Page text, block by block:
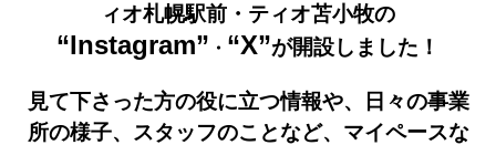
ィオ札幌駅前・ティオ苫小牧の
“Instagram” ・ “X”が開設しました！
見て下さった方の役に立つ情報や、
日々の事業
所の様子、
スタッフのことなど、 マイペースな